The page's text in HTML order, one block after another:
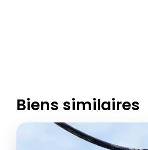
Biens similaires